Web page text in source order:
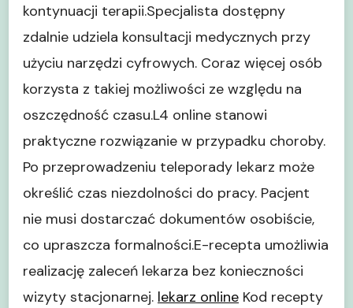
kontynuacji terapii.Specjalista dostępny
zdalnie udziela konsultacji medycznych przy
użyciu narzędzi cyfrowych. Coraz więcej osób
korzysta z takiej możliwości ze względu na
oszczędność czasu.L4 online stanowi
praktyczne rozwiązanie w przypadku choroby.
Po przeprowadzeniu teleporady lekarz może
określić czas niezdolności do pracy. Pacjent
nie musi dostarczać dokumentów osobiście,
co upraszcza formalności.E-recepta umożliwia
realizację zaleceń lekarza bez konieczności
wizyty stacjonarnej. lekarz online Kod recepty